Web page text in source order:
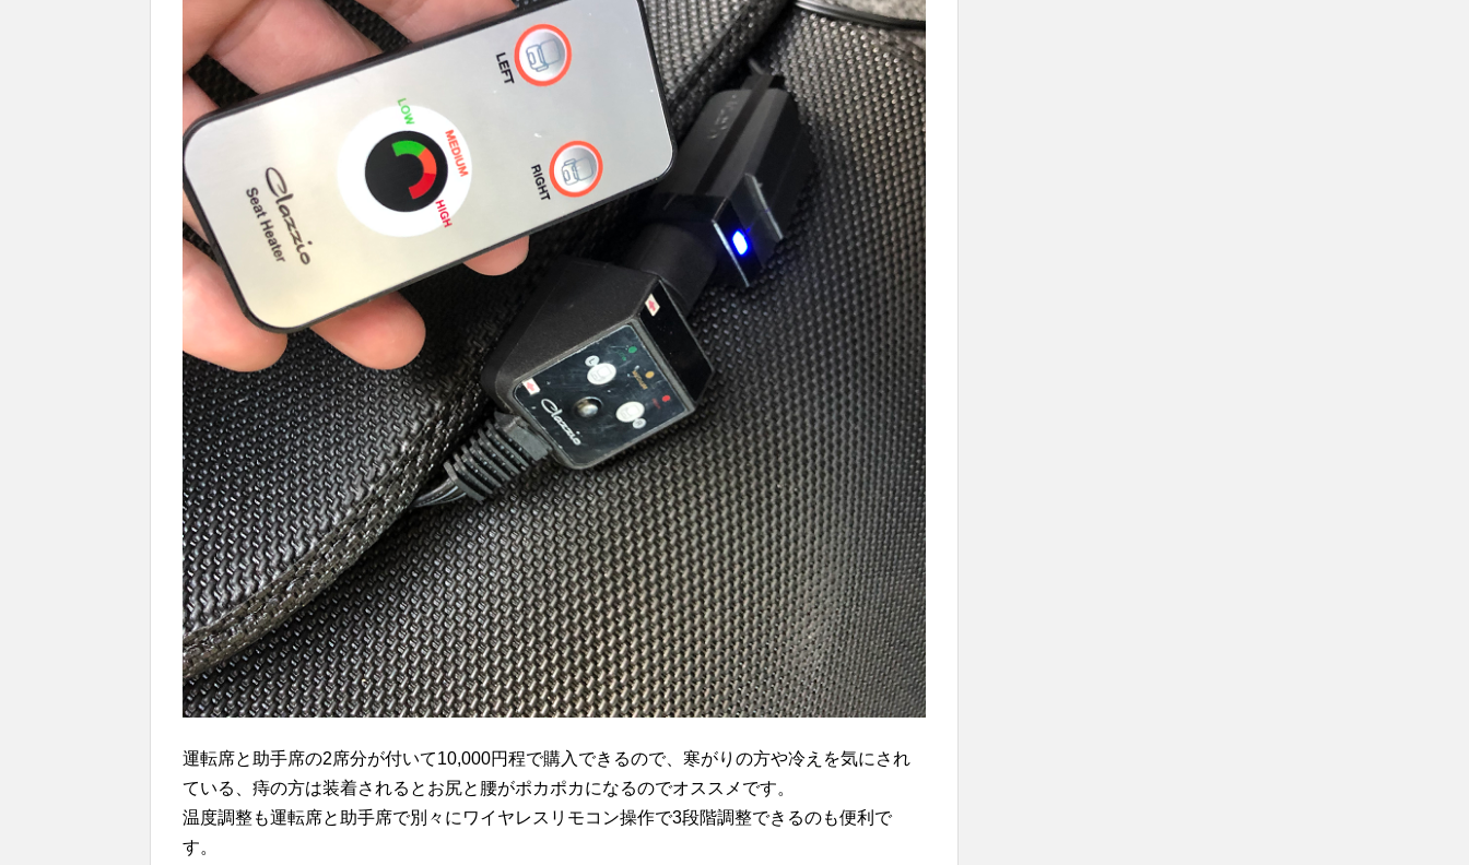
運転席と助手席の2席分が付いて10,000円程で購入できるので、寒がりの方や冷えを気にされ
ている、痔の方は装着されるとお尻と腰がポカポカになるのでオススメです。
温度調整も運転席と助手席で別々にワイヤレスリモコン操作で3段階調整できるのも便利で
す。